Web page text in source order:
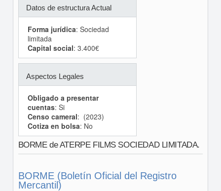
Datos de estructura Actual
Forma jurídica: Sociedad
limitada
Capital social: 3.400€
Aspectos Legales
Obligado a presentar
cuentas: Si
Censo cameral: (2023)
Cotiza en bolsa: No
BORME de ATERPE FILMS SOCIEDAD LIMITADA.
BORME (Boletín Oficial del Registro
Mercantil)